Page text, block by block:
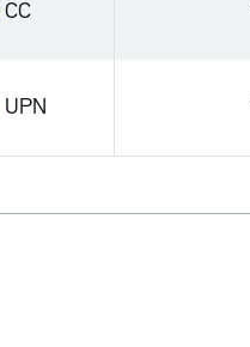
CC
UPN